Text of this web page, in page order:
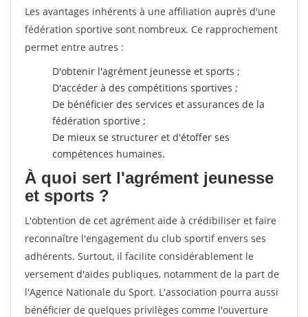
Les avantages inhérents à une affiliation auprès d'une
fédération sportive sont nombreux. Ce rapprochement
permet entre autres :
D'obtenir l'agrément jeunesse et sports ;
D'accéder à des compétitions sportives ;
De bénéficier des services et assurances de la
fédération sportive ;
De mieux se structurer et d'étoffer ses
compétences humaines.
À quoi sert l'agrément jeunesse
et sports ?
L'obtention de cet agrément aide à crédibiliser et faire
reconnaître l'engagement du club sportif envers ses
adhérents. Surtout, il facilite considérablement le
versement d'aides publiques, notamment de la part de
l'Agence Nationale du Sport. L'association pourra aussi
bénéficier de quelques privilèges comme l'ouverture